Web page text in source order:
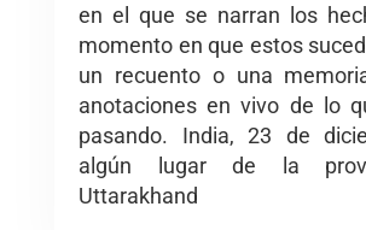
en el que se narran los
momento en que estos
un recuento o una
anotaciones en vivo de lo
pasando. India, 23 de
algún lugar de la
Uttarakhand